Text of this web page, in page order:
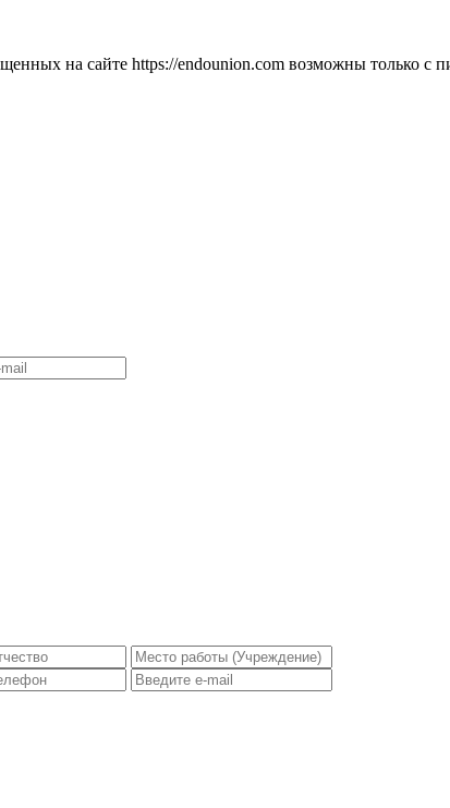
на сайте https://endounion.com возможны